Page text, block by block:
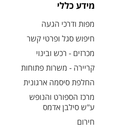
מידע כללי
מפות ודרכי הגעה
חיפוש סגל ופרטי קשר
מכרזים - רכש ובינוי
קריירה - משרות פתוחות
החלפת סיסמה ארגונית
מרכז הספורט והנופש
ע"ש סילבן אדמס
חירום